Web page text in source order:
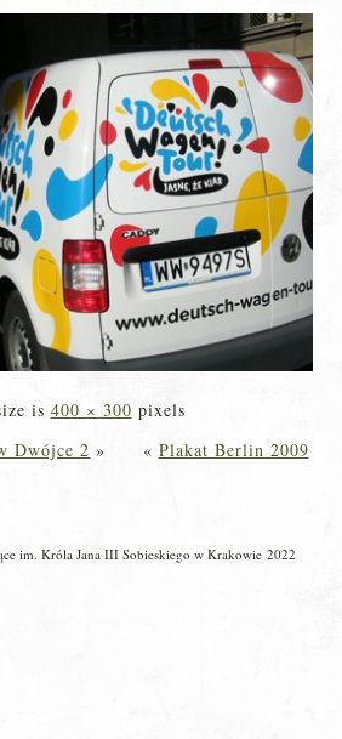
is 400 × 300 pixels
Dwójce 2 » « Plakat Berlin 2009
im. Króla Jana III Sobieskiego w Krakowie 2022